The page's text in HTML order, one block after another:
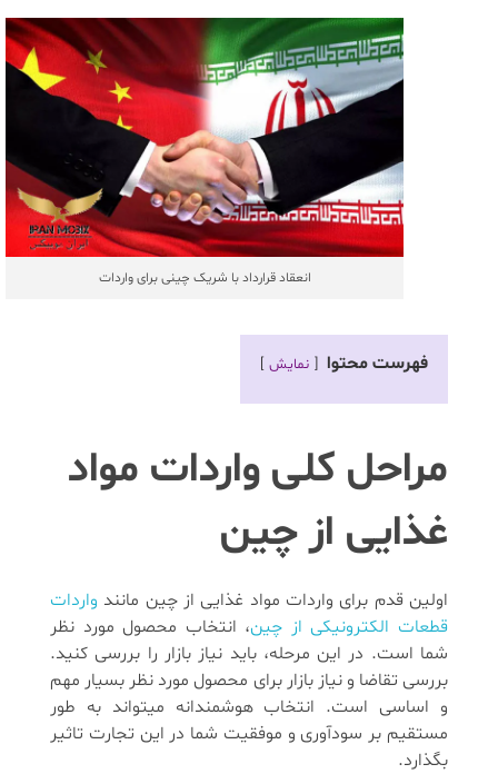
انعقاد قرارداد با شریک چینی برای واردات
فهرست محتوا نمایش
مراحل کلی واردات مواد
غذایی از چین
اولین قدم برای واردات مواد غذایی از چین مانند واردات
قطعات الکترونیکی از چین، انتخاب محصول مورد نظر
شما است. در این مرحله، باید نیاز بازار را بررسی کنید.
بررسی تقاضا و نیاز بازار برای محصول مورد نظر بسیار مهم
و اساسی است. انتخاب هوشمندانه میتواند به طور
مستقیم بر سودآوری و موفقیت شما در این تجارت تاثیر
بگذارد.